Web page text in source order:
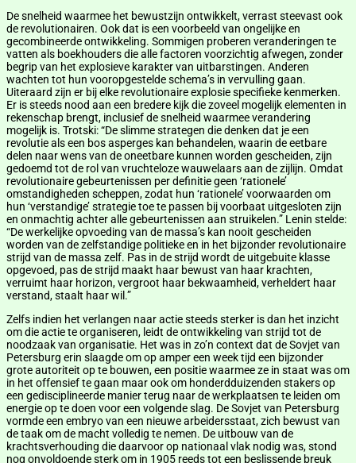
De snelheid waarmee het bewustzijn ontwikkelt, verrast steevast ook
de revolutionairen. Ook dat is een voorbeeld van ongelijke en
gecombineerde ontwikkeling. Sommigen proberen veranderingen te
vatten als boekhouders die alle factoren voorzichtig afwegen, zonder
begrip van het explosieve karakter van uitbarstingen. Anderen
wachten tot hun vooropgestelde schema’s in vervulling gaan.
Uiteraard zijn er bij elke revolutionaire explosie specifieke kenmerken.
Er is steeds nood aan een bredere kijk die zoveel mogelijk elementen in
rekenschap brengt, inclusief de snelheid waarmee verandering
mogelijk is. Trotski: “De slimme strategen die denken dat je een
revolutie als een bos asperges kan behandelen, waarin de eetbare
delen naar wens van de oneetbare kunnen worden gescheiden, zijn
gedoemd tot de rol van vruchteloze wauwelaars aan de zijlijn. Omdat
revolutionaire gebeurtenissen per definitie geen ‘rationele’
omstandigheden scheppen, zodat hun ‘rationele’ voorwaarden om
hun ‘verstandige’ strategie toe te passen bij voorbaat uitgesloten zijn
en onmachtig achter alle gebeurtenissen aan struikelen.” Lenin stelde:
“De werkelijke opvoeding van de massa’s kan nooit gescheiden
worden van de zelfstandige politieke en in het bijzonder revolutionaire
strijd van de massa zelf. Pas in de strijd wordt de uitgebuite klasse
opgevoed, pas de strijd maakt haar bewust van haar krachten,
verruimt haar horizon, vergroot haar bekwaamheid, verheldert haar
verstand, staalt haar wil.”
Zelfs indien het verlangen naar actie steeds sterker is dan het inzicht
om die actie te organiseren, leidt de ontwikkeling van strijd tot de
noodzaak van organisatie. Het was in zo’n context dat de Sovjet van
Petersburg erin slaagde om op amper een week tijd een bijzonder
grote autoriteit op te bouwen, een positie waarmee ze in staat was om
in het offensief te gaan maar ook om honderdduizenden stakers op
een gedisciplineerde manier terug naar de werkplaatsen te leiden om
energie op te doen voor een volgende slag. De Sovjet van Petersburg
vormde een embryo van een nieuwe arbeidersstaat, zich bewust van
de taak om de macht volledig te nemen. De uitbouw van de
krachtsverhouding die daarvoor op nationaal vlak nodig was, stond
nog onvoldoende sterk om in 1905 reeds tot een beslissende breuk